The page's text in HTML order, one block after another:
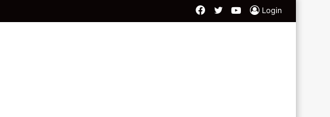
Login
YouTube
Twitter
Facebook